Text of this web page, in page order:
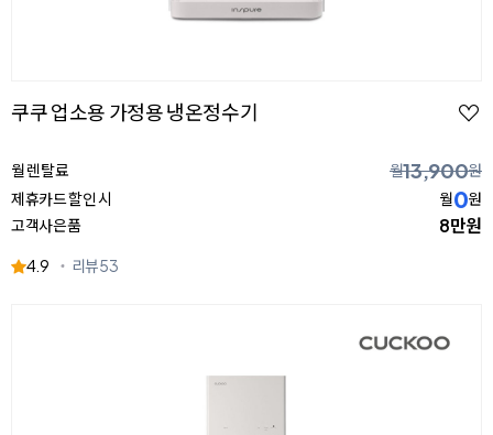
쿠쿠 업소용 가정용 냉온정수기
월 렌탈료 월13,900원
제휴카드 할인 시
월0원
고객사은품
8만원
4.9 리뷰53